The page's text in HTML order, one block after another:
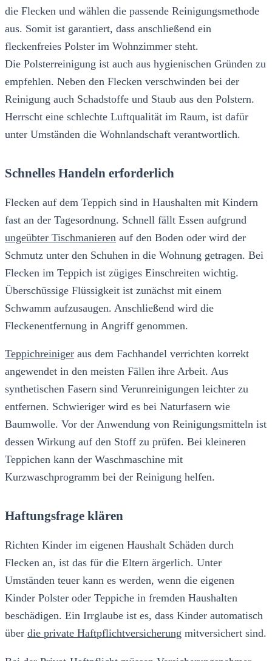
die Flecken und wählen die passende Reinigungsmethode
aus. Somit ist garantiert, dass anschließend ein
fleckenfreies Polster im Wohnzimmer steht.
Die Polsterreinigung ist auch aus hygienischen Gründen zu
empfehlen. Neben den Flecken verschwinden bei der
Reinigung auch Schadstoffe und Staub aus den Polstern.
Herrscht eine schlechte Luftqualität im Raum, ist dafür
unter Umständen die Wohnlandschaft verantwortlich.
Schnelles Handeln erforderlich
Flecken auf dem Teppich sind in Haushalten mit Kindern
fast an der Tagesordnung. Schnell fällt Essen aufgrund
ungeübter Tischmanieren auf den Boden oder wird der
Schmutz unter den Schuhen in die Wohnung getragen. Bei
Flecken im Teppich ist zügiges Einschreiten wichtig.
Überschüssige Flüssigkeit ist zunächst mit einem
Schwamm aufzusaugen. Anschließend wird die
Fleckenentfernung in Angriff genommen.
Teppichreiniger aus dem Fachhandel verrichten korrekt
angewendet in den meisten Fällen ihre Arbeit. Aus
synthetischen Fasern sind Verunreinigungen leichter zu
entfernen. Schwieriger wird es bei Naturfasern wie
Baumwolle. Vor der Anwendung von Reinigungsmitteln ist
dessen Wirkung auf den Stoff zu prüfen. Bei kleineren
Teppichen kann der Waschmaschine mit
Kurzwaschprogramm bei der Reinigung helfen.
Haftungsfrage klären
Richten Kinder im eigenen Haushalt Schäden durch
Flecken an, ist das für die Eltern ärgerlich. Unter
Umständen teuer kann es werden, wenn die eigenen
Kinder Polster oder Teppiche in fremden Haushalten
beschädigen. Ein Irrglaube ist es, dass Kinder automatisch
über die private Haftpflichtversicherung mitversichert sind.